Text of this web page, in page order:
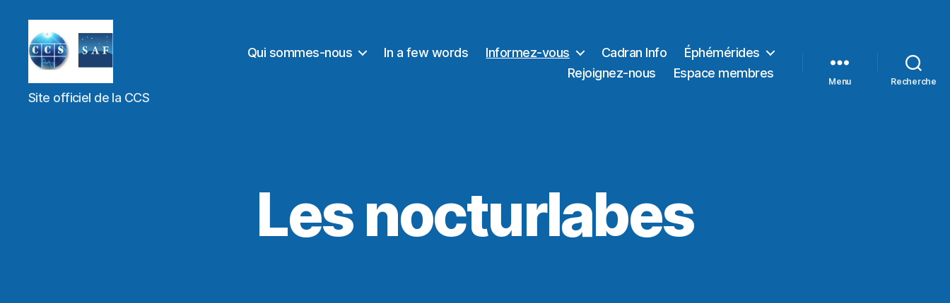
Site officiel de la CCS
Qui sommes-nous In a few words Informez-vous Cadran Info
Éphémérides
Rejoignez-nous
Espace membres
Menu Recherche
Les nocturlabes